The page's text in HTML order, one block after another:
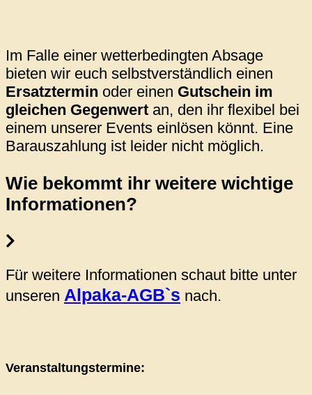
Im Falle einer wetterbedingten Absage
bieten wir euch selbstverständlich einen
Ersatztermin oder einen Gutschein im
gleichen Gegenwert an, den ihr flexibel bei
einem unserer Events einlösen könnt. Eine
Barauszahlung ist leider nicht möglich.
Wie bekommt ihr weitere wichtige
Informationen?
Für weitere Informationen schaut bitte unter
unseren Alpaka-AGB`s nach.
Veranstaltungstermine: